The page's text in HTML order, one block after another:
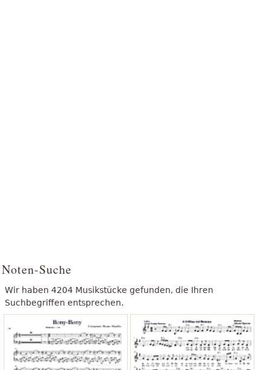
Noten-Suche
Wir haben 4204 Musikstücke gefunden, die Ihren
Suchbegriffen entsprechen.